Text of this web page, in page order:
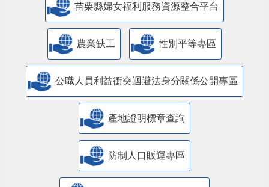
苗栗縣婦女福利服務資源整合平台
農業缺工 性別平等專區
公職人員利益衝突迴避法身分關係公開專區
產地證明標章查詢
防制人口販運專區